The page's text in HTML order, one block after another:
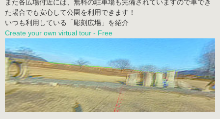
また各広場付近には、無料の駐車場も完備されていますので車でき
た場合でも安心して公園を利用できます！
いつも利用している「彫刻広場」を紹介
Create your own virtual tour - Free